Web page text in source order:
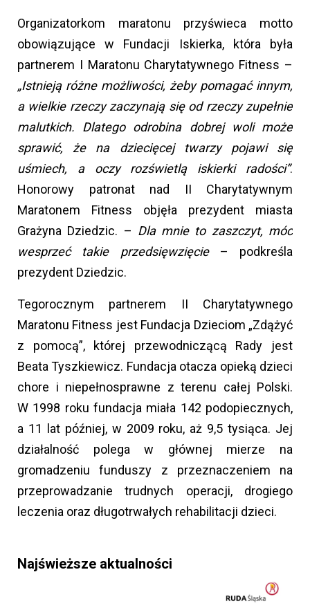
Organizatorkom maratonu przyświeca motto
obowiązujące w Fundacji Iskierka, która była
partnerem I Maratonu Charytatywnego Fitness –
„Istnieją różne możliwości, żeby pomagać innym,
a wielkie rzeczy zaczynają się od rzeczy zupełnie
malutkich. Dlatego odrobina dobrej woli może
sprawić, że na dziecięcej twarzy pojawi się
uśmiech, a oczy rozświetlą iskierki radości”.
Honorowy patronat nad II Charytatywnym
Maratonem Fitness objęła prezydent miasta
Grażyna Dziedzic. – Dla mnie to zaszczyt, móc
wesprzeć takie przedsięwzięcie – podkreśla
prezydent Dziedzic.
Tegorocznym partnerem II Charytatywnego
Maratonu Fitness jest Fundacja Dzieciom „Zdążyć
z pomocą”, której przewodniczącą Rady jest
Beata Tyszkiewicz. Fundacja otacza opieką dzieci
chore i niepełnosprawne z terenu całej Polski.
W 1998 roku fundacja miała 142 podopiecznych,
a 11 lat później, w 2009 roku, aż 9,5 tysiąca. Jej
działalność polega w głównej mierze na
gromadzeniu funduszy z przeznaczeniem na
przeprowadzanie trudnych operacji, drogiego
leczenia oraz długotrwałych rehabilitacji dzieci.
Najświeższe aktualności